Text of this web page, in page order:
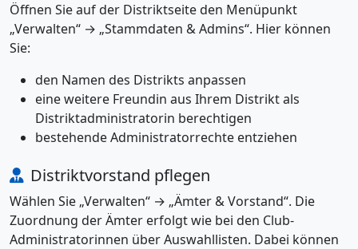
Öffnen Sie auf der Distriktseite den Menüpunkt
„Verwalten“ → „Stammdaten & Admins“. Hier können
Sie:
den Namen des Distrikts anpassen
eine weitere Freundin aus Ihrem Distrikt als
Distriktadministratorin berechtigen
bestehende Administratorrechte entziehen
Distriktvorstand pflegen
Wählen Sie „Verwalten“ → „Ämter & Vorstand“. Die
Zuordnung der Ämter erfolgt wie bei den Club-
Administratorinnen über Auswahllisten. Dabei können